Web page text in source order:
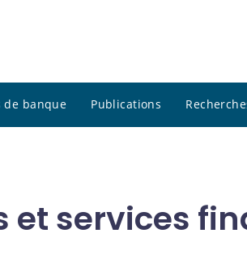
de banque Publications
et services